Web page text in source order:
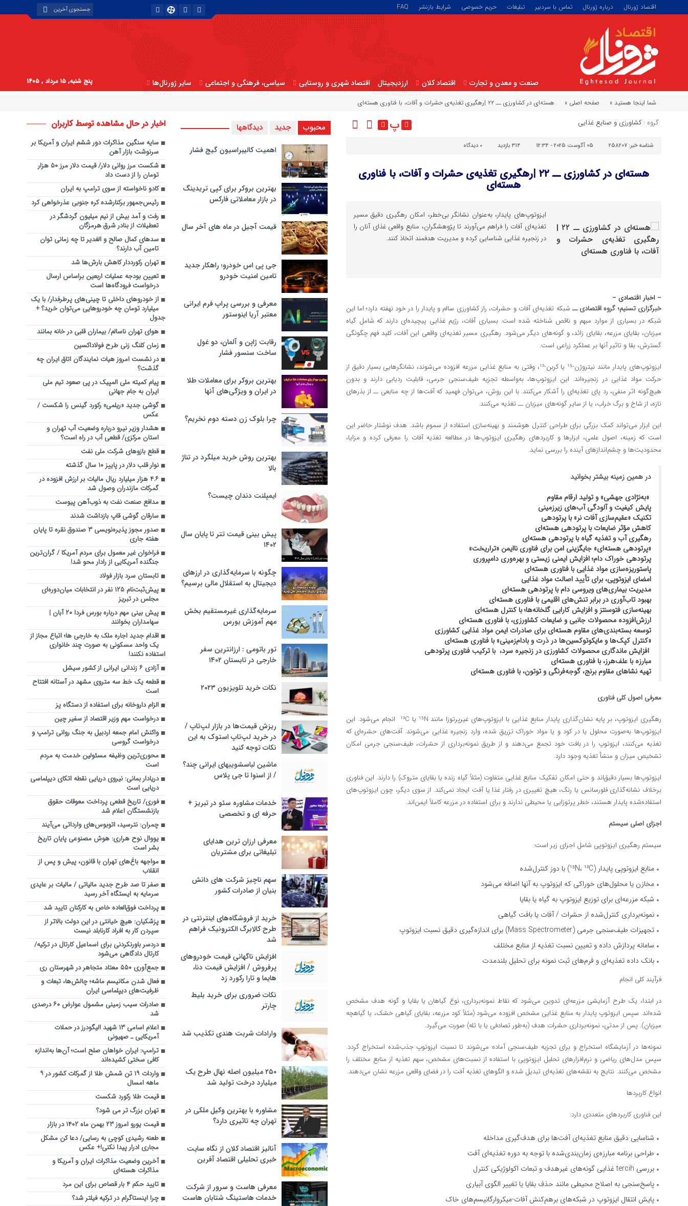
اقتصاد ژورنال درباره ژورنال تماس با سردبیر تبلیغات حریم خصوصی شرایط بازنشر FAQ
صنعت و معدن و تجارت اقتصاد کلان ارزدیجیتال اقتصاد شهری و روستایی سیاسی، فرهنگی و اجتماعی سایر ژورنال‌ها پنج شنبه, ۱۵ مرداد , ۱۴۰۵
شما اینجا هستید » صفحه اصلی » هسته‌ای در کشاورزی ــ ۲۲ |رهگیری تغذیه‌ی حشرات و آفات، با فناوری هسته‌ای
گروه :کشاورزی و صنایع غذایی پ
شناسه خبر: 258207 05 آگوست 2025 - 12:34 314 بازدید ۰ دیدگاه
هسته‌ای در کشاورزی ــ ۲۲ |رهگیری تغذیه‌ی حشرات و آفات، با فناوری
هسته‌ای
ایزوتوپ‌های پایدار، به‌عنوان نشانگر بی‌خطر، امکان رهگیری دقیق مسیر
تغذیه‌ای آفات را فراهم می‌آورند تا پژوهشگران، منابع واقعی غذای آنان را
در زنجیره غذایی شناسایی کرده و مدیریت هدفمند اتخاذ کنند.
– اخبار اقتصادی –
خبرگزاری تسنیم؛ گروه اقتصادی ــ شبکه تغذیه‌ای آفات و حشرات، راز کشاورزی سالم و پایدار را در خود نهفته دارد؛ اما این
شبکه در بسیاری‌ از موارد مبهم و ناقص شناخته شده است. بسیاری آفات، رژیم غذایی پیچیده‌ای دارند که شامل گیاه
میزبان، بقایای مزرعه، بقایای زائد، و گونه‌های دیگر می‌شود. رهگیری مسیر تغذیه‌ای واقعی این آفات، کلید فهم چگونگی
گسترش، بقا و تاثیر آنها بر عملکرد زراعی است.
ایزوتوپ‌های پایدار مانند نیتروژن-¹⁵ یا کربن-¹³، وقتی به منابع غذایی مزرعه افزوده می‌شوند، نشانگرهایی بسیار دقیق از
حرکت مواد غذایی در زنجیره‌اند. این ایزوتوپ‌ها، به‌واسطه تجزیه طیف‌سنجی جرمی، قابلیت ردیابی دارند و بدون
هیچ‌گونه اثر منفی، رد پای تغذیه‌ای را آشکار می‌کنند. با این روش، می‌توان فهمید که آفت‌ها از چه منابعی ــ از بذرهای
تازه، از شاخ و برگ خراب، یا از سایر گونه‌های میزبان ــ تغذیه می‌کنند.
این ابزار می‌تواند کمک بزرگی برای طراحی کنترل هوشمند و بهینه‌سازی استفاده از سموم باشد. هدف نوشتار حاضر این
است که زمینه، اصول علمی، ابزارها و کاربردهای رهگیری ایزوتوپ‌ها در مطالعه تغذیه آفات را معرفی کرده و مزایا،
محدودیت‌ها و چشم‌اندازهای آینده را بررسی نماید.
در همین زمینه بیشتر بخوانید
«به‌نژادی جهشی» و تولید ارقام مقاوم
پایش کیفیت و آلودگی آب‌های زیرزمینی
تکنیک «عقیم‌سازی آفات نر» با پرتودهی
کاهش مؤثر ضایعات با پرتودهی هسته‌ای
رهگیری آب و تغذیه گیاه با پرتودهی هسته‌ای
«پرتودهی هسته‌ای» جایگزینی امن برای فناوری ناایمن «تراریخت»
پرتودهی خوراک دام؛ افزایش ایمنی زیستی و بهره‌وری دامپروری
پاستوریزه‌سازی مواد غذایی با فناوری هسته‌ای
امضای ایزوتوپی، برای تأیید اصالت مواد غذایی
مدیریت بیماری‌های ویروسی دام با پرتودهی هسته‌ای
بهبود تاب‌آوری در برابر تنش‌های اقلیمی با فناوری هسته‌ای
بهینه‌سازی فتوسنتز و افزایش کارایی گلخانه‌ها؛ با کنترل هسته‌ای
ارزش‌افزوده محصولات جانبی و ضایعات کشاورزی، با فناوری هسته‌ای
توسعه بسته‌بندی‌های مقاوم هسته‌ای برای صادرات ایمن مواد غذایی کشاورزی
«کنترل کپک‌ها و مایکوتوکسین‌ها در ذرت و بادام‌زمینی» با فناوری هسته‌ای
افزایش ماندگاری محصولات کشاورزی در زنجیره سرد، با ترکیب فناوری پرتودهی
مبارزه با علف‌هرز، با فناوری هسته‌ای
تهیه نشاهای مقاوم برنج، گوجه‌فرنگی و توتون، با فناوری هسته‌ای
معرفی اصول کلی فناوری
رهگیری ایزوتوپ، بر پایه نشان‌گذاری پایدار منابع غذایی با ایزوتوپ‌های غیرپرتوزا مانند ¹⁵N یا ¹³C انجام می‌شود. این
ایزوتوپ‌ها به‌صورت محلول یا در کود و یا مواد خوراک تزریق شده، وارد زنجیره غذایی می‌شوند. آفت‌های حشره‌ای که
تغذیه می‌کنند، ایزوتوپ را در بافت خود تجمع می‌دهند و از طریق نمونه‌برداری از حشرات، طیف‌سنجی جرمی امکان
تشخیص میزان و منشأ تغذیه وجود دارد.
ایزوتوپ‌ها بسیار دقیق‌اند و حتی امکان تفکیک منابع غذایی متفاوت (مثلاً گیاه زنده یا بقایای متروک) را دارند. این فناوری
برخلاف نشانه‌گذاری فلورسانس یا رنگ، هیچ تغییری در رفتار غذا یا آفت ایجاد نمی‌کند. از سوی دیگر، چون ایزوتوپ‌های
استفاده‌شده پایدار هستند، خطر پرتوزایی یا محیطی ندارند و برای استفاده در مزرعه کاملاً ایمن‌اند.
اجزای اصلی سیستم
سیستم رهگیری ایزوتوپی شامل اجزای زیر است:
منابع ایزوتوپی پایدار (¹⁵N، ¹³C) با دوز کنترل‌شده
مخازن یا محلول‌های خوراکی که ایزوتوپ به آنها اضافه می‌شود
شبکه مزرعه‌ای برای توزیع ایزوتوپ به گیاه یا بقایا
نمونه‌برداری کنترل‌شده از حشرات / آفات یا بافت گیاهی
تجهیزات طیف‌سنجی جرمی (Mass Spectrometer) برای اندازه‌گیری دقیق نسبت ایزوتوپ
سامانه پردازش داده و تعیین نسبت تغذیه از منابع مختلف
بانک داده تغذیه‌ای و فرم‌های ثبت نمونه برای تحلیل بلندمدت
فرآیند کلی انجام
در ابتدا، یک طرح آزمایشی مزرعه‌ای تدوین می‌شود که نقاط نمونه‌برداری، نوع گیاهان یا بقایا و گونه هدف مشخص
شده‌اند. سپس ایزوتوپ پایدار به منابع غذایی مشخص افزوده می‌شود (مثلاً کود مزرعه، بقایای گیاهی خشک، یا گیاهچه
میزبان). پس از مدتی، نمونه‌برداری حشرات هدف (به‌طور تصادفی یا با تله) صورت می‌گیرد.
نمونه‌ها در آزمایشگاه استخراج و برای تجزیه طیف‌سنجی آماده می‌شوند تا نسبت ایزوتوپ جذب‌شده استخراج گردد.
سپس مدل‌های ریاضی و نرم‌افزارهای تحلیل ایزوتوپی با استفاده از نسبت‌های مشخص، سهم تغذیه از منابع مختلف را
مشخص می‌کنند. نتایج به نقشه‌های تغذیه‌ای تبدیل شده و الگوهای تغذیه آفت را در فضای واقعی مزرعه نشان می‌دهند.
انواع کاربردها
این فناوری کاربردهای متعددی دارد:
شناسایی دقیق منابع تغذیه‌ای آفت‌ها برای هدف‌گیری مداخله
طراحی برنامه مبارزه‌ی زمان‌بندی‌شده با توجه به دوره تغذیه‌ای آفت
بررسی tercih غذایی گونه‌های غیرهدف و تبعات اکولوژیکی کنترل
پاسخ‌سنجی به اصلاح محیطی مانند حذف بقایا یا تغییر الگوی آبیاری
پایش انتقال ایزوتوپ در شبکه‌های برهم‌کنش آفات-میکروارگانیسم‌های خاک
محبوب جدید دیدگاهها
اهمیت کالیبراسیون گیج فشار
بهترین بروکر برای کپی‌ تریدینگ
در بازار معاملاتی فارکس
قیمت آجیل در ماه های آخر سال
جی پی اس خودرو؛ راهکار جدید
تامین امنیت خودرو
معرفی و بررسی پراپ فرم ایرانی
معتبر آریا اینوستور
رقابت ژاپن و آلمان، دو غول
ساخت سنسور فشار
بهترین بروکر برای معاملات طلا
در ایران و ویژگی‌های آنها
چرا بلوک زن دسته دوم نخریم؟
بهترین روش خرید میلگرد در تناژ
بالا
ایمپلنت دندان چیست؟
پیش بینی قیمت تتر تا پایان سال
۱۴۰۲
چگونه با سرمایه‌گذاری در ارزهای
دیجیتال به استقلال مالی برسیم؟
سرمایه‌گذاری غیرمستقیم بخش
مهم آموزش بورس
تور باتومی : ارزانترین سفر
خارجی در تابستان ۱۴۰۲
نکات خرید تلویزیون ۲۰۲۳
ریزش قیمت‌ها در بازار لپ‌تاپ /
در خرید لپ‌تاپ استوک به این
نکات توجه کنید
ماشین لباسشویی‎های ایرانی چند؟
/ از اسنوا تا جی پلاس
خدمات مشاوره سئو در تبریز +
حرفه ای و تخصصی
معرفی ارزان ترین هدایای
تبلیغاتی برای مشتریان
سهم ناچیز شرکت های دانش
بنیان از صادرات کشور
خرید از فروشگاه‌های اینترنتی در
طرح کالابرگ الکترونیک فراهم
شد
افزایش ناگهانی قیمت خودروهای
پرفروش / افزایش قیمت دنا،
هایما و تارا رکورد زد
نکات ضروری برای خرید بلیط
چارتر
وارادات شربت هندی تکذیب شد
۲۵۰ میلیون اصله نهال طرح یک
میلیارد درخت تولید شد
مشاوره با بهترین وکیل ملکی در
تهران چه تاثیری دارد؟
آنالیز اقتصاد کلان از نگاه سایت
خبری تحلیلی اقتصاد آفرین
معرفی هاست و سرور از شرکت
خدمات هاستینگ شتابان هاست
اخبار در حال مشاهده توسط کاربران
سایه سنگین مذاکرات دور ششم ایران و آمریکا بر
سرنوشت بازار آهن
شکست مرز روانی دلار/ قیمت دلار مرز ۵۰ هزار
تومان را از دست داد
کادو ناخواسته از سوی ترامپ به ایران
رئیس‌جمهور برکنارشده کره جنوبی عذرخواهی کرد
رفت و آمد بیش از نیم میلیون گردشگر در
تعطیلات از بنادر شرق هرمزگان
سدهای کمال صالح و الغدیر تا چه زمانی توان
تامین آب دارند؟
تهران رکورددار کاهش بارش‌ها شد
تعیین بودجه عملیات اربعین براساس ارسال
درخواست فرودگاه‌ها است
از خودروهای داخلی تا چینی‌های پرطرفدار/ با یک
میلیارد تومان چه خودروهایی می‌توان خرید؟ +
جدول
هوای تهران ناسالم/ بیماران قلبی در خانه بمانند
زمان کلنگ زنی طرح فولاداکسین
در نشست امروز هیات نمایندگان اتاق ایران چه
گذشت؟
پیام کمیته ملی المپیک در پی صعود تیم ملی
ایران به جام جهانی
گوشی جدید «ریلمی» رکورد گینس را شکست /
عکس
هشدار وزیر نیرو درباره وضعیت آب تهران و
استان مرکزی/ قطعی آب در راه است؟
قطع بازوهای شرکت ملی نفت
نوار قلب دلار در پاییز ۱۰ سال گذشته
۴.۶ هزار میلیارد ریال مالیات بر ارزش افزوده در
گمرکات مازندران وصول شد
مدافع صنعت نفت به ذوب‌آهن پیوست
سارقان گوشی قاپ بازداشت شدند
صدور مجوز پذیره‌نویسی ۳ صندوق نقره تا پایان
هفته جاری
فراخوان غیر معمول برای مردم آمریکا / گران‌ترین
جنگنده آمریکایی از رادار محو شد!
تابستان سرد بازار فولاد
پیش‌ثبت‌نام ۱۲۵ نفر در انتخابات میان‌دوره‌ای
مجلس در تبریز
پیش بینی مهم درباره بورس فردا ۲۰ آبان |
سهامداران بخوانند
اقدام جدید اجاره ملک به خارجی ها؛ اتباع مجاز از
یک واحد مسکونی به صورت چند خانواری
استفاده نکنند!
آزادی ۶ زندانی ایرانی از کشور سیشل
قطعه یک خط سه متروی مشهد در آستانه افتتاح
است
الزام داروخانه برای استفاده از دستگاه پز
درخواست مهم وزیر اقتصاد از سفیر چین
واکنش امام جمعه اردبیل به جنگ روانی ترامپ و
درخواست گروسی
محوری‌ترین وظیفه مسئولین خدمت به مردم
است
دریادار بمانی: نیروی دریایی نقطه اتکای دیپلماسی
دریایی است
فوری/ تاریخ قطعی پرداخت معوقات حقوق
بازنشستگان اعلام شد
چمران: نترسید، اتوبوس‌های وارداتی می‌آیند
یووال نوح هراری: هوش مصنوعی پایان تاریخ
بشر است
مواجهه باغ‌های تهران با قانون، پیش و پس از
انقلاب
صفر تا صد طرح جدید مالیاتی / مالیات بر عایدی
سرمایه به ایستگاه آخر رسید
پرداخت فوق‌العاده خاص به کارکنان تایید شد
پزشکیان: هیچ خیانتی در این دولت بالاتر از
سپردن کار به افراد کارنابلد نیست
دردسر باورنکردنی برای اسماعیل کارتال در ترکیه/
کارتال دادگاهی می‌شود
جمع‌آوری ۵۵۰ معتاد متجاهر در شهرستان ری
فعال شدن مکانیسم ماشه؛ چالش‌ها، تبعات و
ظرفیت‌های دیپلماسی ایران
صادرات سیب زمینی مشمول عوارض ۶۰ درصدی
شد
اعلام اسامی ۱۳ شهید الیگودرز در حملات
آمریکایی ـ صهیونی
ترامپ: ایران خواهان صلح است؛ آن‌ها به‌اندازه
کافی سختی کشیده‌اند
واردات ۱۹ تن شمش طلا از گمرکات کشور در ۹
ماهه امسال
قیمت طلا رکورد شکست
تهران بزرگ تر می شود؟
قیمت یورو امروز ۲۳ بهمن ماه ۱۴۰۲ در بازار
طعنه رشیدی کوچی به رسایی/ دعا کن مشکل
مجاری ادرار پیدا نکنی!+ عکس
آخرین وضعیت مذاکرات ایران و آمریکا و
مذاکرات هسته‌ای
تایید حکم ۴ بار قصاص برای این مرد
چرا اینستاگرام در ترکیه فیلتر شد؟